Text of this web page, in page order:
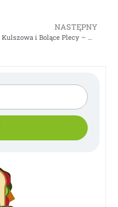
NASTĘPNY
Rwa Kulszowa i Bolące Plecy – Mam na To Sposób – Ćwiczenie na Noc